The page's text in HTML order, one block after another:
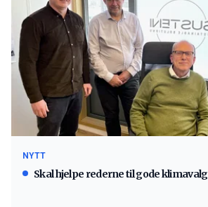
NYTT
Skal hjelpe rederne til gode klimavalg